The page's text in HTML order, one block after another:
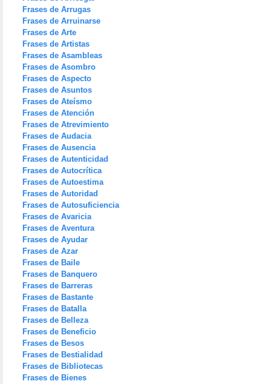
Frases de Arrugas
Frases de Arruinarse
Frases de Arte
Frases de Artistas
Frases de Asambleas
Frases de Asombro
Frases de Aspecto
Frases de Asuntos
Frases de Ateísmo
Frases de Atención
Frases de Atrevimiento
Frases de Audacia
Frases de Ausencia
Frases de Autenticidad
Frases de Autocrítica
Frases de Autoestima
Frases de Autoridad
Frases de Autosuficiencia
Frases de Avaricia
Frases de Aventura
Frases de Ayudar
Frases de Azar
Frases de Baile
Frases de Banquero
Frases de Barreras
Frases de Bastante
Frases de Batalla
Frases de Belleza
Frases de Beneficio
Frases de Besos
Frases de Bestialidad
Frases de Bibliotecas
Frases de Bienes